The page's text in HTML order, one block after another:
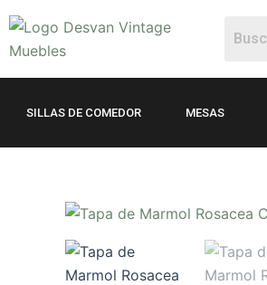
al
contenido
SILLAS DE COMEDOR MESAS